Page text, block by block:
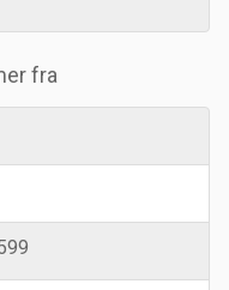
fra